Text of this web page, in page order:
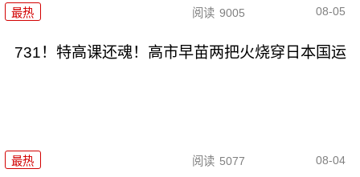
最热 阅读 9005 08-05
731！特高课还魂！高市早苗两把火烧穿日本国运
最热 阅读 5077 08-04